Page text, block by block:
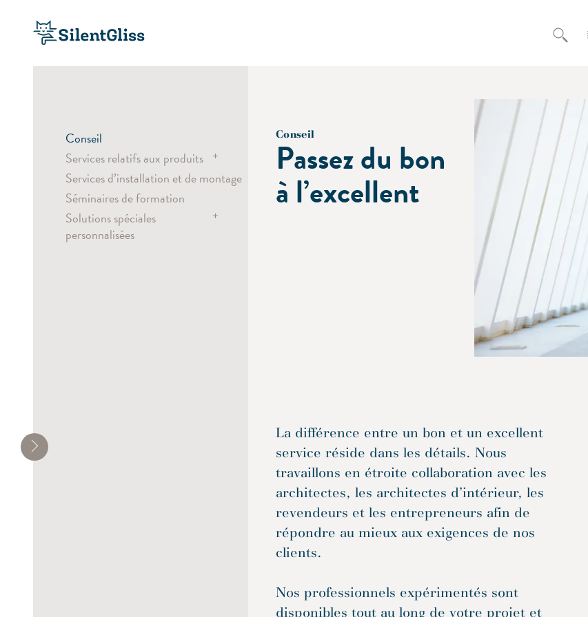
Conseil
Services relatifs aux produits +
Service de cintrage
Échantillonnage
Coloris personnalisés
Découpe laser
Services d’installation et de montage
Séminaires de formation
Solutions spéciales
personnalisées
+
Conseil
Passez du bon
à l’excellent
La différence entre un bon et un excellent
service réside dans les détails. Nous
travaillons en étroite collaboration avec les
architectes, les architectes d’intérieur, les
revendeurs et les entrepreneurs afin de
répondre au mieux aux exigences de nos
clients.
Nos professionnels expérimentés sont
disponibles tout au long de votre projet et